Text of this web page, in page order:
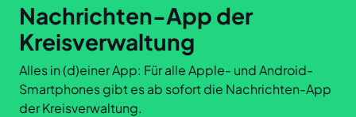
Nachrichten-App der
Kreisverwaltung
Alles in (d)einer App: Für alle Apple- und Android-
Smartphones gibt es ab sofort die Nachrichten-App
der Kreisverwaltung.